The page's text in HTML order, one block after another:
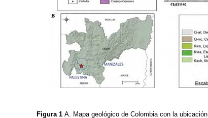
Figura 1 A. Mapa geológico de Colombia con la